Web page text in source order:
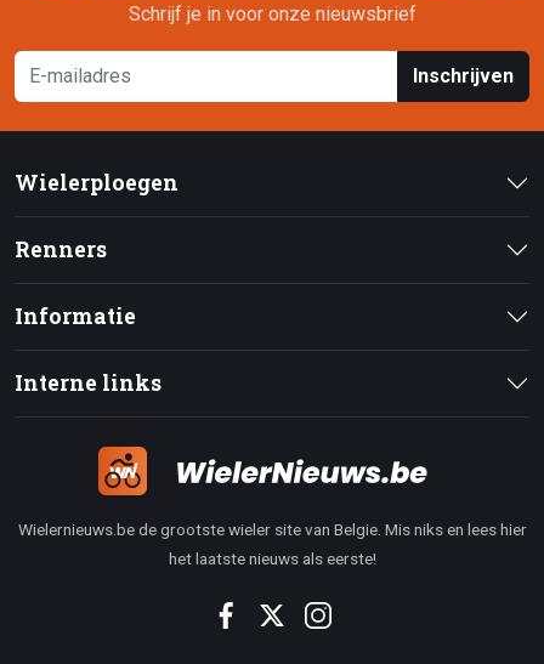
Schrijf je in voor onze nieuwsbrief
Inschrijven
Wielerploegen
Renners
Informatie
Interne links
Wielernieuws.be de grootste wieler site van Belgie. Mis niks en lees hier
het laatste nieuws als eerste!